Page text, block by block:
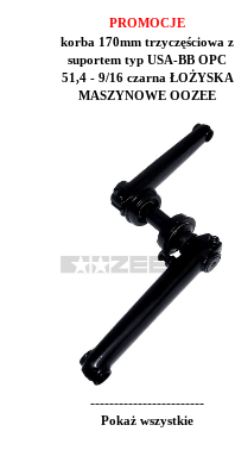
PROMOCJE
korba 170mm trzyczęściowa z
suportem typ USA-BB OPC
51,4 - 9/16 czarna ŁOŻYSKA
MASZYNOWE OOZEE
------------------------
Pokaż wszystkie